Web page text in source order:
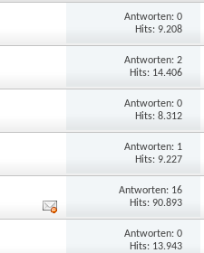
Antworten:0
Hits: 9.208
Antworten:2
Hits: 14.406
Antworten:0
Hits: 8.312
Antworten: 1
Hits: 9.227
Antworten: 16
Hits: 90.893
Antworten:0
Hits: 13.943